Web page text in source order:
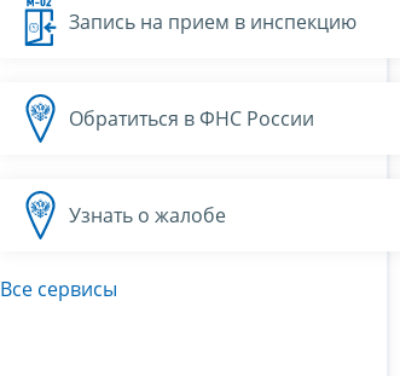
Запись на прием в инспекцию
Обратиться в ФНС России
Узнать о жалобе
Все сервисы